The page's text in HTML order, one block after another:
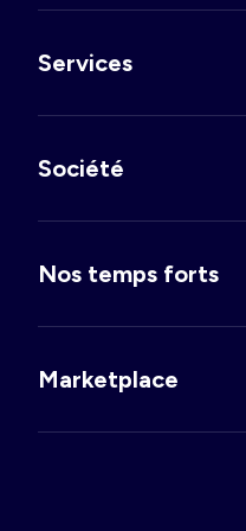
Services
Société
Nos temps forts
Marketplace